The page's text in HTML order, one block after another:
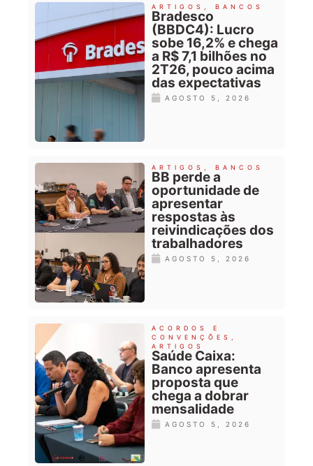
ARTIGOS BANCOS
Bradesco
(BBDC4): Lucro
sobe 16,2% e chega
a R$ 7,1 bilhões no
2T26, pouco acima
das expectativas
AGOSTO 5, 2026
ARTIGOS BANCOS
BB perde a
oportunidade de
apresentar
respostas às
reivindicações dos
trabalhadores
AGOSTO 5, 2026
ACORDOS E
CONVENÇÕES
ARTIGOS
Saúde Caixa:
Banco apresenta
proposta que
chega a dobrar
mensalidade
AGOSTO 5, 2026